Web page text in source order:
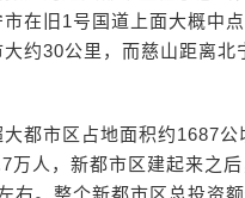
在旧1号国道上面大概中
大约30公里，而慈山距离北
都市区占地面积约1687公
万人，新都市区建起来之
右。整个新都市区总投资